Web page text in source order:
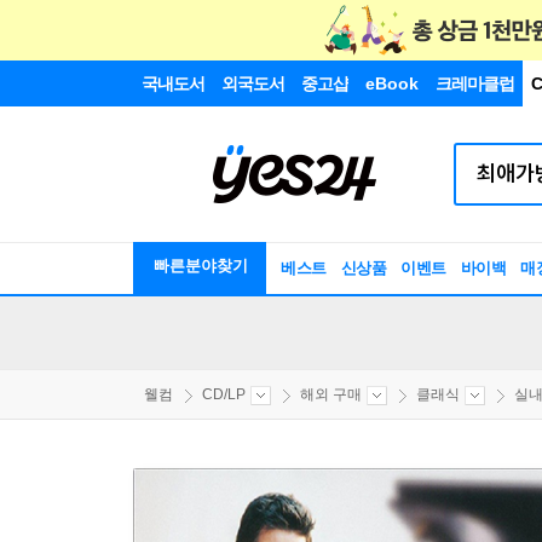
국내도서 외국도서 중고샵 eBook 크레마클럽
빠른분야찾기 베스트 신상품 이벤트 바이백 매
웰컴 CD/LP 해외 구매 클래식 실